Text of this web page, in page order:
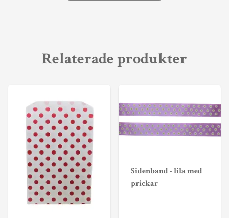
Relaterade produkter
Sidenband - lila med
prickar